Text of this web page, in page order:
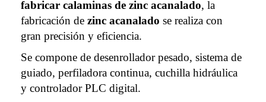
fabricar calaminas de zinc acanalado, la
fabricación de zinc acanalado se realiza con
gran precisión y eficiencia.
Se compone de desenrollador pesado, sistema de
guiado, perfiladora continua, cuchilla hidráulica
y controlador PLC digital.